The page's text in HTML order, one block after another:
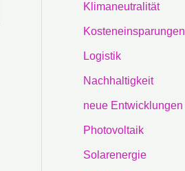
Klimaneutralität
Kosteneinsparungen
Logistik
Nachhaltigkeit
neue Entwicklungen
Photovoltaik
Solarenergie